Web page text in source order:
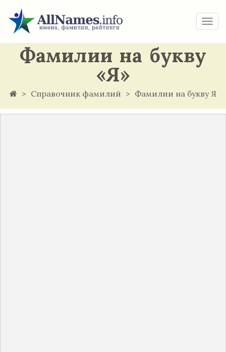
Фамилии на букву
«Я»
Справочник фамилий Фамилии на букву Я